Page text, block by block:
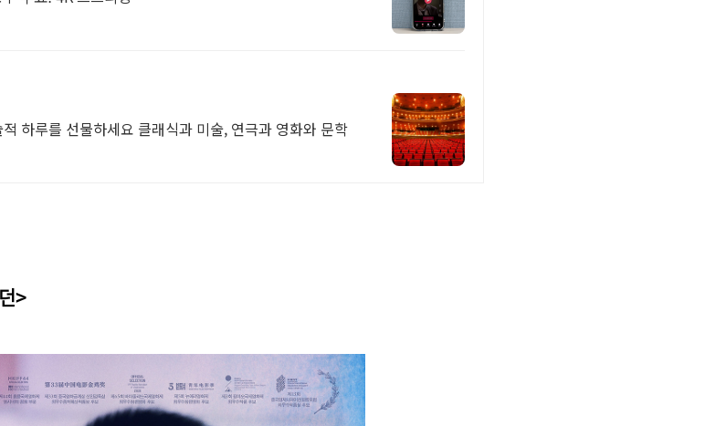
하루를 선물하세요 클래식과 미술, 연극과 영화와 문학
>